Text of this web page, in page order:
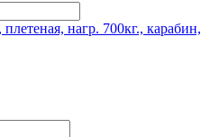
нагр. 700кг., карабин,